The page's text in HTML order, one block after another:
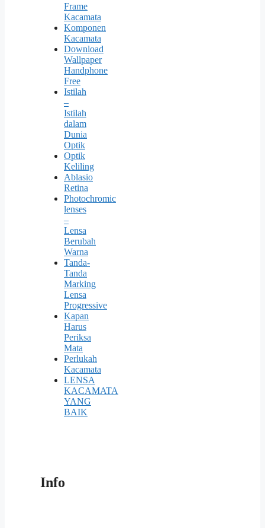
Frame
Kacamata
Komponen
Kacamata
Download
Wallpaper
Handphone
Free
Istilah
–
Istilah
dalam
Dunia
Optik
Optik
Keliling
Ablasio
Retina
Photochromic
lenses
–
Lensa
Berubah
Warna
Tanda-
Tanda
Marking
Lensa
Progressive
Kapan
Harus
Periksa
Mata
Perlukah
Kacamata
LENSA
KACAMATA
YANG
BAIK
Info